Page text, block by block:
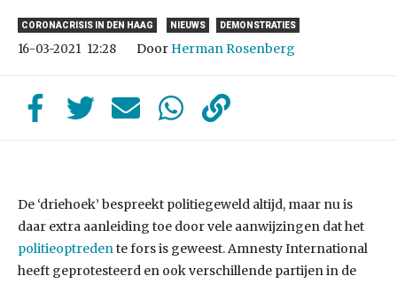
CORONACRISIS IN DEN HAAG NIEUWS DEMONSTRATIES
16-03-2021 12:28 Door Herman Rosenberg
De ‘driehoek’ bespreekt politiegeweld altijd, maar nu is
daar extra aanleiding toe door vele aanwijzingen dat het
politieoptredente fors is geweest. Amnesty International
heeft geprotesteerd en ook verschillende partijen in de